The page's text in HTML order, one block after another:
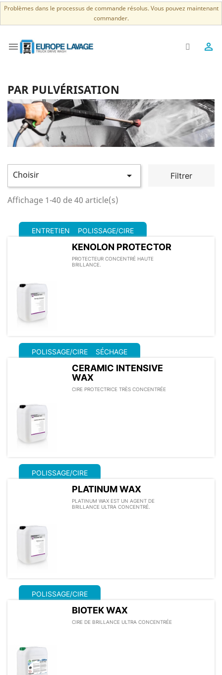
Problèmes dans le processus de commande résolus. Vous pouvez maintenant
commander.
 
PAR PULVÉRISATION
Choisir  Filtrer
Affichage 1-40 de 40 article(s)
ENTRETIEN POLISSAGE/CIRE
KENOLON PROTECTOR
PROTECTEUR CONCENTRÉ HAUTE
BRILLANCE.
POLISSAGE/CIRE SÉCHAGE
CERAMIC INTENSIVE
WAX
CIRE PROTECTRICE TRÈS CONCENTRÉE
POLISSAGE/CIRE
PLATINUM WAX
PLATINUM WAX EST UN AGENT DE
BRILLANCE ULTRA CONCENTRÉ.
POLISSAGE/CIRE
BIOTEK WAX
CIRE DE BRILLANCE ULTRA CONCENTRÉE